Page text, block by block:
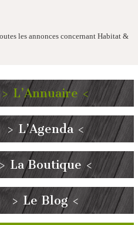
les annonces concernant Habitat &
> L’Annuaire <
> L’Agenda <
La Boutique <
> Le Blog <